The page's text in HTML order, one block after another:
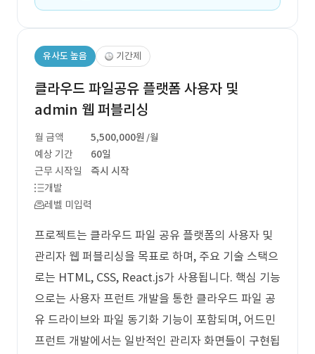
유사도 높음 기간제
클라우드 파일공유 플랫폼 사용자 및
admin 웹 퍼블리싱
월 금액 5,500,000원 /월
예상 기간
60일
근무 시작일
즉시 시작
개발
레벨 미입력
프로젝트는 클라우드 파일 공유 플랫폼의 사용자 및
관리자 웹 퍼블리싱을 목표로 하며, 주요 기술 스택으
로는 HTML, CSS, React.js가 사용됩니다. 핵심 기능
으로는 사용자 프런트 개발을 통한 클라우드 파일 공
유 드라이브와 파일 동기화 기능이 포함되며, 어드민
프런트 개발에서는 일반적인 관리자 화면들이 구현됩